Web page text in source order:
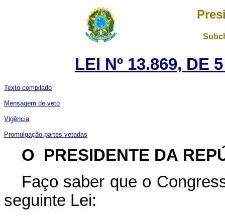
LEI Nº 13.869, DE
Texto compilado
Mensagem de veto
Vigência
Promulgação partes vetadas
O PRESIDENTE DA
Faço saber que o
seguinte Lei: